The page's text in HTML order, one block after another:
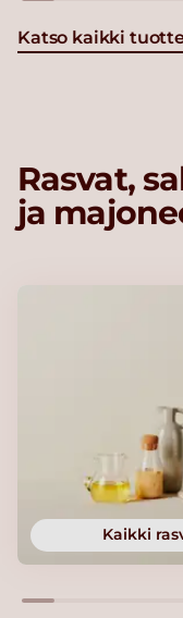
Katso kaikki
Rasvat,
ja
Kaikki